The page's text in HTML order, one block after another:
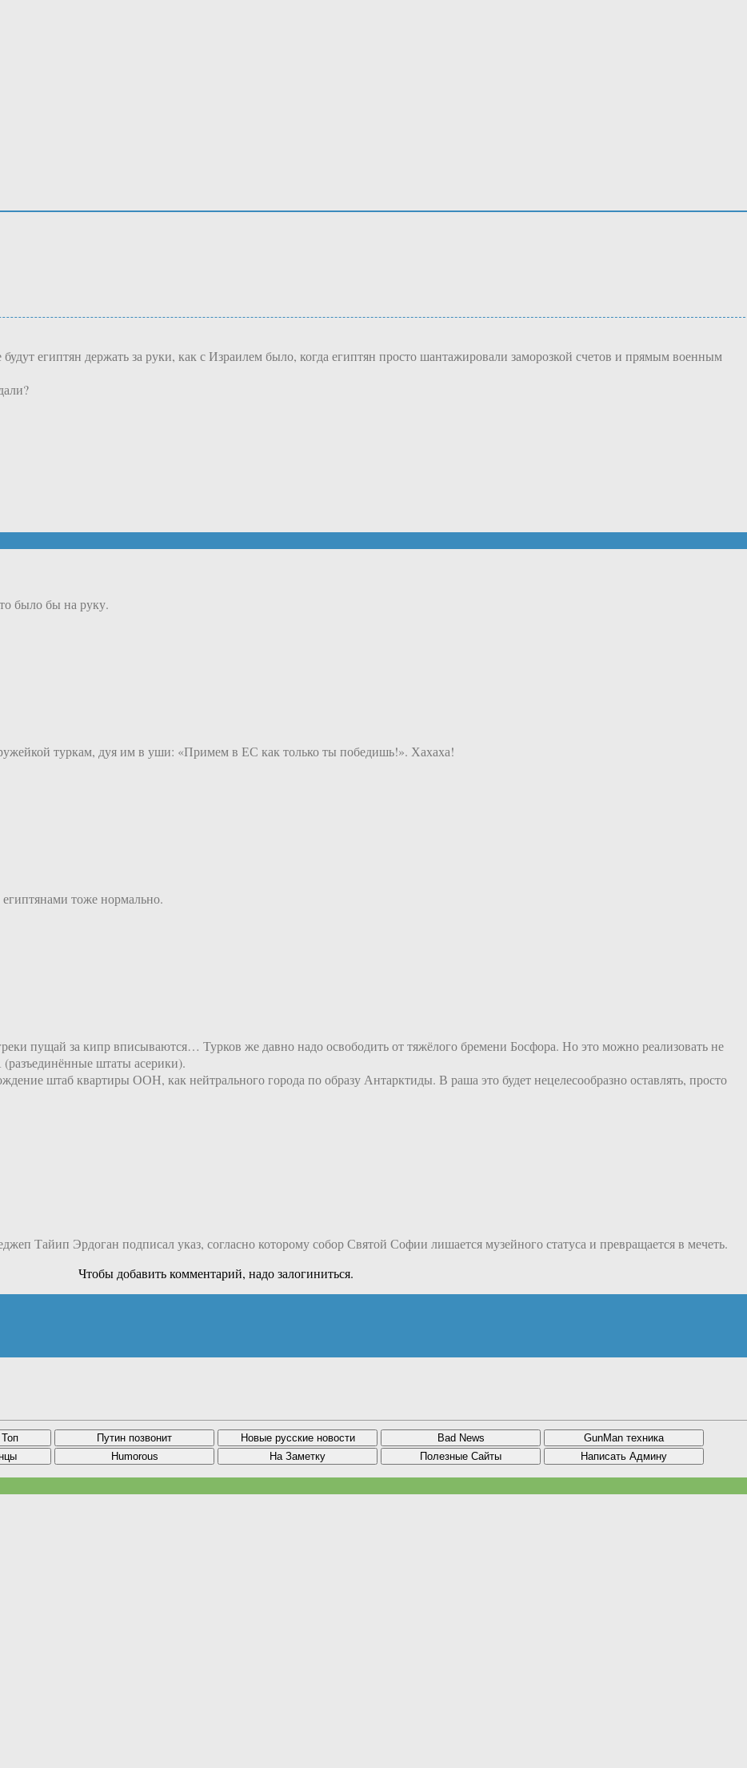
египтян держать за руки, как с Израилем было, когда египтян просто шантажировали заморозкой счетов и прямым военным
было бы на руку.
туркам, дуя им в уши: «Примем в ЕС как только ты победишь!». Хахаха!
тоже нормально.
пущай за кипр вписываются… Турков же давно надо освободить от тяжёлого бремени Босфора. Но это можно реализовать не
штаты асерики).
штаб квартиры ООН, как нейтрального города по образу Антарктиды. В раша это будет нецелесообразно оставлять, просто
Тайип Эрдоган подписал указ, согласно которому собор Святой Софии лишается музейного статуса и превращается в мечеть.
Чтобы добавить комментарий, надо залогиниться.